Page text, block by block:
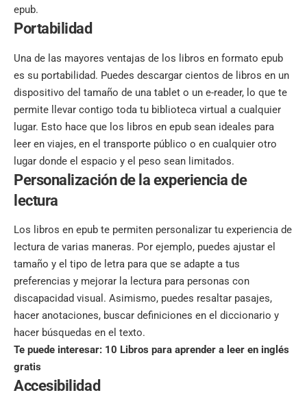
epub.
Portabilidad
Una de las mayores ventajas de los libros en formato epub
es su portabilidad. Puedes descargar cientos de libros en un
dispositivo del tamaño de una tablet o un e-reader, lo que te
permite llevar contigo toda tu biblioteca virtual a cualquier
lugar. Esto hace que los libros en epub sean ideales para
leer en viajes, en el transporte público o en cualquier otro
lugar donde el espacio y el peso sean limitados.
Personalización de la experiencia de
lectura
Los libros en epub te permiten personalizar tu experiencia de
lectura de varias maneras. Por ejemplo, puedes ajustar el
tamaño y el tipo de letra para que se adapte a tus
preferencias y mejorar la lectura para personas con
discapacidad visual. Asimismo, puedes resaltar pasajes,
hacer anotaciones, buscar definiciones en el diccionario y
hacer búsquedas en el texto.
Te puede interesar: 10 Libros para aprender a leer en inglés
gratis
Accesibilidad